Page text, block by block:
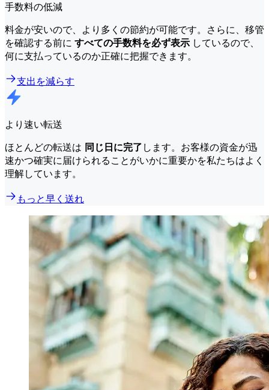
手数料の低減
料金が安いので、より多くの節約が可能です。さらに、移管
を確認する前に すべての手数料を必ず表示 しているので、
何に支払っているのか正確に把握できます。
支出を減らす
より速い転送
ほとんどの転送は 同じ日に完了 します。お客様の資金が迅
速かつ確実に届けられることがいかに重要かを私たちはよく
理解しています。
もっと早く送れ